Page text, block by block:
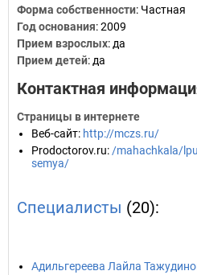
Форма собственности: Частная
Год основания:2009
Прием взрослых: да
Прием детей: да
Контактная
Страницы в интернете
Веб-сайт: http://mczs.ru/
Prodoctorov.ru: /mahachkala/
semya/
Специалисты (20):
Адильгереева Лайла